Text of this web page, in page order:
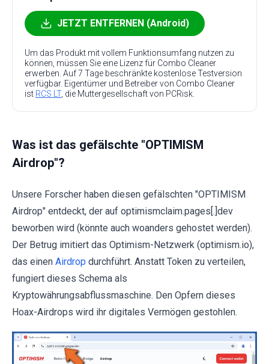
JETZT ENTFERNEN (Android)
Um das Produkt mit vollem Funktionsumfang nutzen zu
können, müssen Sie eine Lizenz für Combo Cleaner
erwerben. Auf 7 Tage beschränkte kostenlose Testversion
verfügbar. Eigentümer und Betreiber von Combo Cleaner
ist RCS LT, die Muttergesellschaft von PCRisk.
Was ist das gefälschte "OPTIMISM
Airdrop"?
Unsere Forscher haben diesen gefälschten "OPTIMISM
Airdrop" entdeckt, der auf optimismclaim.pages[.]dev
beworben wird (könnte auch woanders gehostet werden).
Der Betrug imitiert das Optimism-Netzwerk (optimism.io),
das einen Airdrop durchführt. Anstatt Token zu verteilen,
fungiert dieses Schema als
Kryptowährungsabflussmaschine. Den Opfern dieses
Hoax-Airdrops wird ihr digitales Vermögen gestohlen.